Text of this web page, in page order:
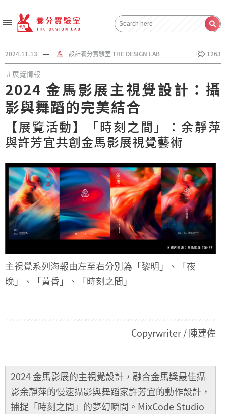
2024.11.13 設計養分實驗室 THE DESIGN LAB 1263
＃展覽情報
2024 金馬影展主視覺設計：攝
影與舞蹈的完美結合
【展覽活動】「時刻之間」：余靜萍
與許芳宜共創金馬影展視覺藝術
主視覺系列海報由左至右分別為「黎明」、「夜
晚」、「黃昏」、「時刻之間」
Copyrwriter / 陳建佐
2024 金馬影展的主視覺設計，融合金馬獎最佳攝
影余靜萍的慢速攝影與舞蹈家許芳宜的動作設計，
捕捉「時刻之間」的夢幻瞬間。MixCode Studio